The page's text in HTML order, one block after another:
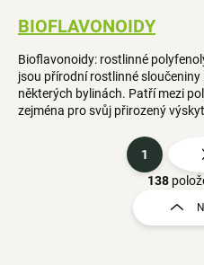
BIOFLAVONOIDY
Bioflavonoidy: rostlinné
jsou přírodní rostlinné sloučeniny
některých bylinách. Patří mezi
zejména pro svůj přirozený
l
1
138